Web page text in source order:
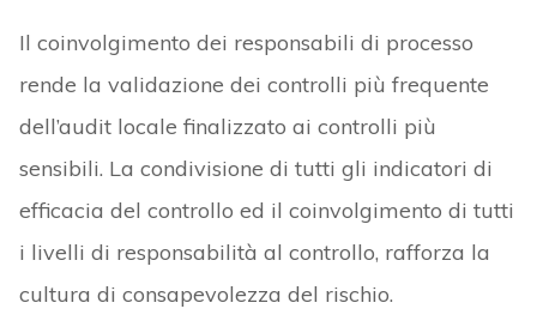
Il coinvolgimento dei responsabili di processo
rende la validazione dei controlli più frequente
dell’audit locale finalizzato ai controlli più
sensibili. La condivisione di tutti gli indicatori di
efficacia del controllo ed il coinvolgimento di tutti
i livelli di responsabilità al controllo, rafforza la
cultura di consapevolezza del rischio.